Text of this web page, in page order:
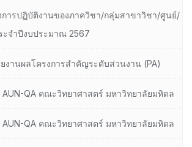
การปฏิบัติงานของภาควิชา/กลุ่มสาขาวิชา/ศูนย์/
ะจำปีงบประมาณ 2567
งานผลโครงการสำคัญระดับส่วนงาน (PA)
AUN-QA คณะวิทยาศาสตร์ มหาวิทยาลัยมหิดล
AUN-QA คณะวิทยาศาสตร์ มหาวิทยาลัยมหิดล